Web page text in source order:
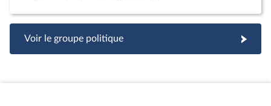
Voir le groupe politique